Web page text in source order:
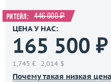
Ритейл: 446 000 ₽
ЦЕНА У НАС:
165 500 ₽
1,745 € 2,014 $
Почему такая низкая